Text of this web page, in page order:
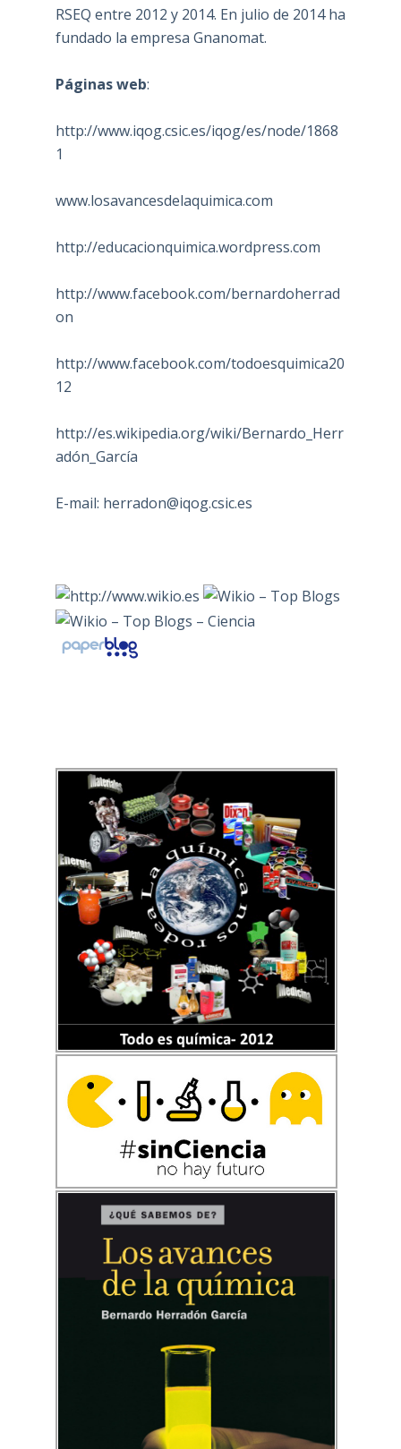
RSEQ entre 2012 y 2014. En julio de 2014 ha
fundado la empresa Gnanomat.
Páginas web:
http://www.iqog.csic.es/iqog/es/node/1868
1
www.losavancesdelaquimica.com
http://educacionquimica.wordpress.com
http://www.facebook.com/bernardoherrad
on
http://www.facebook.com/todoesquimica20
12
http://es.wikipedia.org/wiki/Bernardo_Herr
adón_García
E-mail: herradon@iqog.csic.es